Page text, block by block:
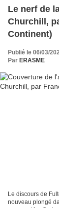
Le nerf de
Churchill,
Continent)
Publié le 06/03/
Par ERASME
Le discours de
nouveau plongé